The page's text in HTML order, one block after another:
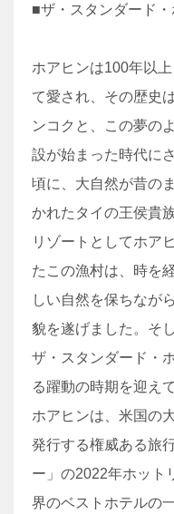
■ザ・スタンダード
ホアヒンは100年以
て愛され、その歴史
ンコクと、この夢の
設が始まった時代に
頃に、大自然が昔の
かれたタイの王侯貴
リゾートとしてホア
たこの漁村は、時を
しい自然を保ちなが
貌を遂げました。そ
ザ・スタンダード・
る躍動の時期を迎え
ホアヒンは、米国の
発行する権威ある旅
ー」の2022年ホット
界のベストホテルの